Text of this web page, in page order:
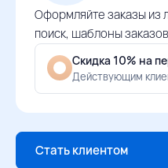
Оформляйте заказы из
поиск, шаблоны
Скидка 10% на
Действующим
Стать клиентом